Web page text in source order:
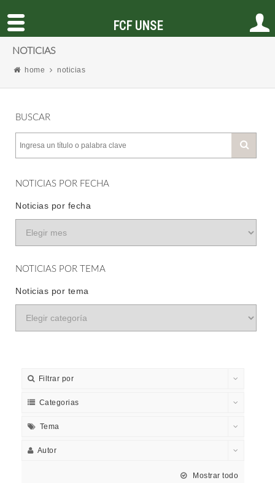
NOTICIAS
home noticias
BUSCAR
NOTICIAS POR FECHA
Noticias por fecha
NOTICIAS POR TEMA
Noticias por tema
Filtrar por
Categorias
Tema
Autor
Mostrar todo
FCF UNSE